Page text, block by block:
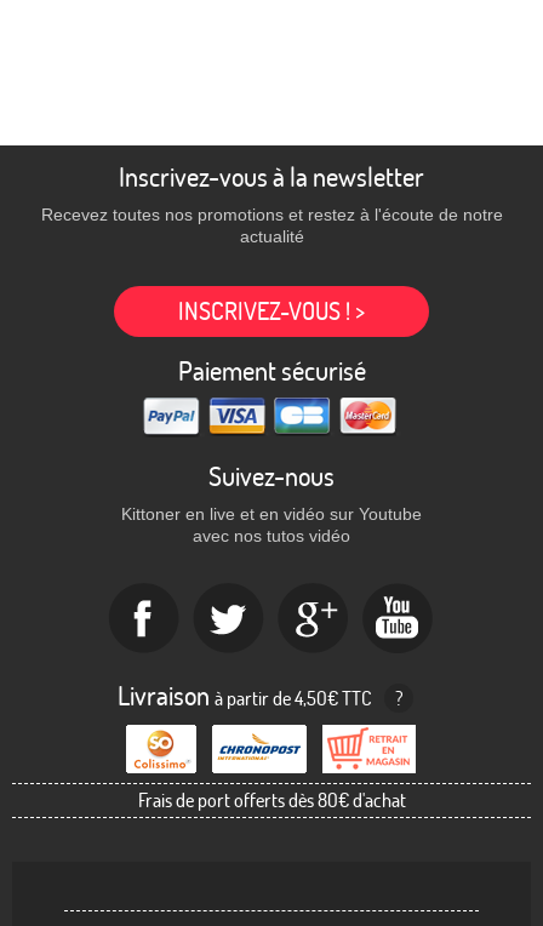
Inscrivez-vous à la newsletter
Recevez toutes nos promotions et restez à l'écoute de notre
actualité
INSCRIVEZ-VOUS ! >
Paiement sécurisé
Suivez-nous
Kittoner en live et en vidéo sur Youtube
avec nos tutos vidéo
Livraison à partir de 4,50€ TTC ?
Frais de port offerts dès 80€ d'achat